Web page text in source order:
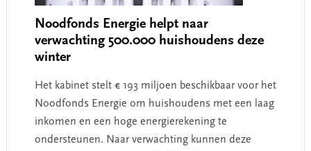
Noodfonds Energie helpt naar
verwachting 500.000 huishoudens deze
winter
Het kabinet stelt € 193 miljoen beschikbaar voor het
Noodfonds Energie om huishoudens met een laag
inkomen en een hoge energierekening te
ondersteunen. Naar verwachting kunnen deze